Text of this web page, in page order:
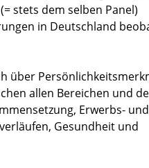
stets dem selben Panel)
in Deutschland
über
allen Bereichen und
Erwerbs- und
Gesundheit und